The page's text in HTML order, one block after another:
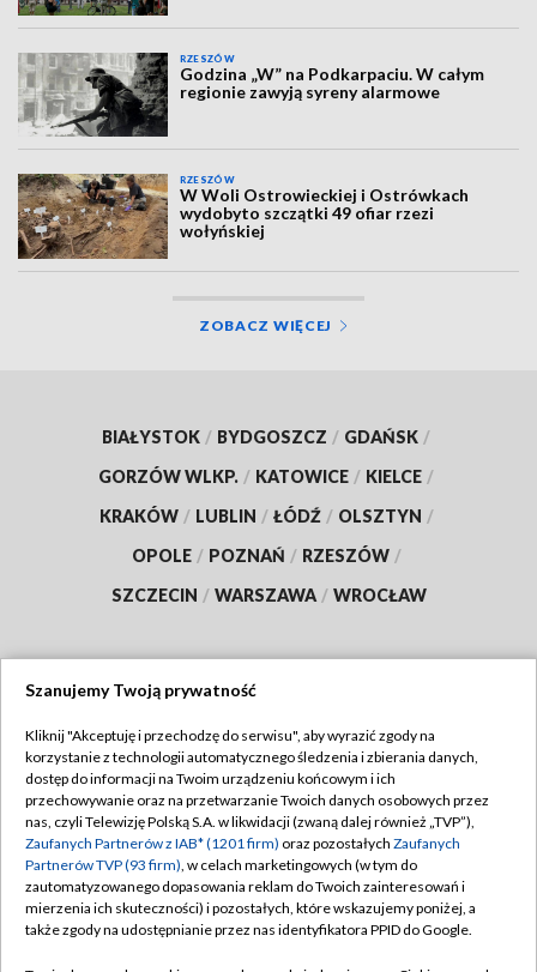
RZESZÓW
Godzina „W” na Podkarpaciu. W całym
regionie zawyją syreny alarmowe
RZESZÓW
W Woli Ostrowieckiej i Ostrówkach
wydobyto szczątki 49 ofiar rzezi
wołyńskiej
ZOBACZ WIĘCEJ
BIAŁYSTOK / BYDGOSZCZ / GDAŃSK /
GORZÓW WLKP. / KATOWICE / KIELCE /
KRAKÓW / LUBLIN / ŁÓDŹ / OLSZTYN /
OPOLE / POZNAŃ / RZESZÓW /
SZCZECIN / WARSZAWA / WROCŁAW
TVP
Abonament TVP
Emisja w TVP
Centrum informacji TVP
Naziemna Telewizja Cyfrowa
Regulamin TVP
Polityka prywatności
Moje zgody
Pomoc
Szanujemy Twoją prywatność
Kliknij "Akceptuję i przechodzę do serwisu", aby wyrazić zgody na
korzystanie z technologii automatycznego śledzenia i zbierania danych,
dostęp do informacji na Twoim urządzeniu końcowym i ich
przechowywanie oraz na przetwarzanie Twoich danych osobowych przez
nas, czyli Telewizję Polską S.A. w likwidacji (zwaną dalej również „TVP”),
Zaufanych Partnerów z IAB* (1201 firm) oraz pozostałych Zaufanych
Partnerów TVP (93 firm), w celach marketingowych (w tym do
zautomatyzowanego dopasowania reklam do Twoich zainteresowań i
mierzenia ich skuteczności) i pozostałych, które wskazujemy poniżej, a
także zgody na udostępnianie przez nas identyfikatora PPID do Google.